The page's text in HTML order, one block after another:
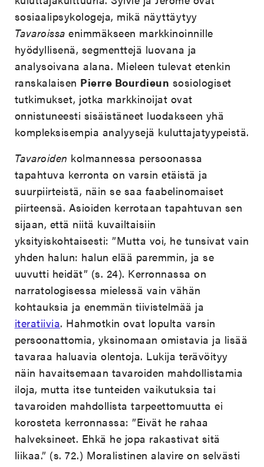
sosiaalipsykologeja, mikä näyttäytyy
Tavaroissa enimmäkseen markkinoinnille
hyödyllisenä, segmenttejä luovana ja
analysoivana alana. Mieleen tulevat etenkin
ranskalaisen Pierre Bourdieun sosiologiset
tutkimukset, jotka markkinoijat ovat
onnistuneesti sisäistäneet luodakseen yhä
kompleksisempia analyysejä kuluttajatyypeistä.
Tavaroiden kolmannessa persoonassa
tapahtuva kerronta on varsin etäistä ja
suurpiirteistä, näin se saa faabelinomaiset
piirteensä. Asioiden kerrotaan tapahtuvan sen
sijaan, että niitä kuvailtaisiin
yksityiskohtaisesti: ”Mutta voi, he tunsivat vain
yhden halun: halun elää paremmin, ja se
uuvutti heidät” (s. 24). Kerronnassa on
narratologisessa mielessä vain vähän
kohtauksia ja enemmän tiivistelmää ja
iteratiivia. Hahmotkin ovat lopulta varsin
persoonattomia, yksinomaan omistavia ja lisää
tavaraa haluavia olentoja. Lukija terävöityy
näin havaitsemaan tavaroiden mahdollistamia
iloja, mutta itse tunteiden vaikutuksia tai
tavaroiden mahdollista tarpeettomuutta ei
korosteta kerronnassa: ”Eivät he rahaa
halveksineet. Ehkä he jopa rakastivat sitä
liikaa.” (s. 72.) Moralistinen alavire on selvästi